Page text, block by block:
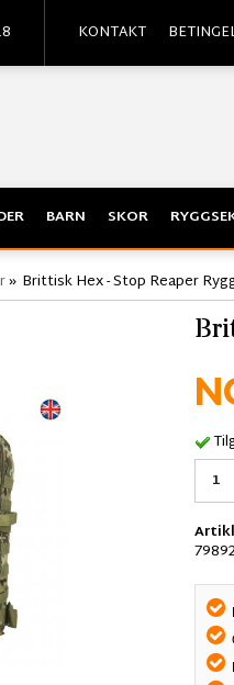
KONTAKT
BARN SKOR
» Brittisk Hex - Stop Reaper